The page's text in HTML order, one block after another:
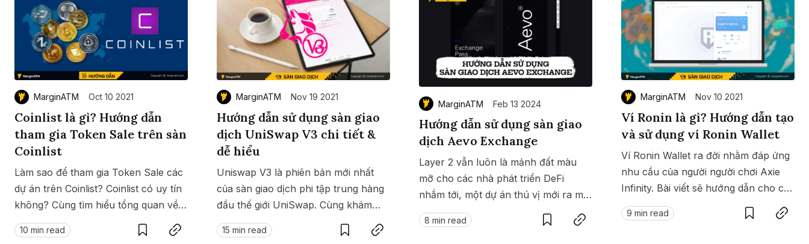
MarginATM Oct 10 2021
Coinlist là gì? Hướng dẫn
tham gia Token Sale trên sàn
Coinlist
Làm sao để tham gia Token Sale các
dự án trên Coinlist? Coinlist có uy tín
không? Cùng tìm hiểu tổng quan về
sàn Coinlist tại đây.
10 min read
SaveCopy link
MarginATM Nov 19 2021
Hướng dẫn sử dụng sàn giao
dịch UniSwap V3 chi tiết &
dễ hiểu
Uniswap V3 là phiên bản mới nhất
của sàn giao dịch phi tập trung hàng
đầu thế giới UniSwap. Cùng khám
phá và tìm hiểu cách sử dụng
UniSwap V3.
15 min read
SaveCopy link
MarginATM Feb 13 2024
Hướng dẫn sử dụng sàn giao
dịch Aevo Exchange
Layer 2 vẫn luôn là mảnh đất màu
mỡ cho các nhà phát triển DeFi
nhắm tới, một dự án thú vị mới ra mắt
là Aevo Exchange. Vậy cách sử dụng
sàn giao dịch Aevo này như thế nào?
8 min read
SaveCopy link
MarginATM Nov 10 2021
Ví Ronin là gì? Hướng dẫn tạo
và sử dụng ví Ronin Wallet
Ví Ronin Wallet ra đời nhằm đáp ứng
nhu cầu của người người chơi Axie
Infinity. Bài viết sẽ hướng dẫn cho các
bạn cách sử dụng ví Ronin Wallet một
cách chi tiết.
9 min read
SaveCopy link